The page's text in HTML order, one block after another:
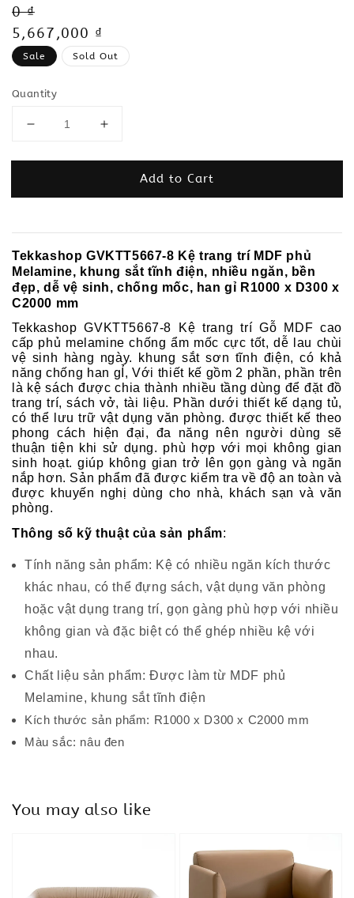
Regular
price
0 ₫
Sale
price
5,667,000 ₫
Sale Sold Out
Quantity
Add to Cart
Tekkashop GVKTT5667-8 Kệ trang trí MDF phủ
Melamine, khung sắt tĩnh điện, nhiều ngăn, bền
đẹp, dễ vệ sinh, chống mốc, han gỉ R1000 x D300 x
C2000 mm
Tekkashop GVKTT5667-8 Kệ trang trí Gỗ MDF cao
cấp phủ melamine chống ẩm mốc cực tốt, dễ lau chùi
vệ sinh hàng ngày. khung sắt sơn tĩnh điện, có khả
năng chống han gỈ, Với thiết kế gồm 2 phần, phần trên
là kệ sách được chia thành nhiều tầng dùng để đặt đồ
trang trí, sách vở, tài liệu. Phần dưới thiết kế dạng tủ,
có thể lưu trữ vật dụng văn phòng. được thiết kế theo
phong cách hiện đại, đa năng nên người dùng sẽ
thuận tiện khi sử dụng. phù hợp với mọi không gian
sinh hoạt. giúp không gian trở lên gọn gàng và ngăn
nắp hơn. Sản phẩm đã được kiểm tra về độ an toàn và
được khuyến nghị dùng cho nhà, khách sạn và văn
phòng.
Thông số kỹ thuật của sản phẩm:
Tính năng sản phẩm: Kệ có nhiều ngăn kích thước
khác nhau, có thể đựng sách, vật dụng văn phòng
hoặc vật dụng trang trí, gọn gàng phù hợp với nhiều
không gian và đặc biệt có thể ghép nhiều kệ với
nhau.
Chất liệu sản phẩm: Được làm từ MDF phủ
Melamine, khung sắt tĩnh điện
Kích thước sản phẩm: R1000 x D300 x C2000 mm
Màu sắc: nâu đen
You may also like